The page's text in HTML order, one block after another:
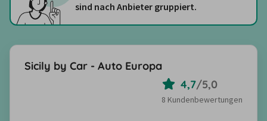
sind nach Anbieter gruppiert.
Sicily by Car - Auto Europa
4,7/5,0
8 Kundenbewertungen